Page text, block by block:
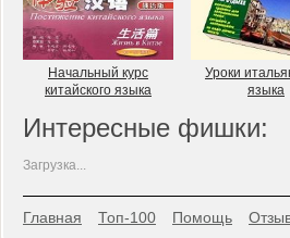
Начальный курс
китайского языка
Уроки
языка
Интересные фишки:
Загрузка...
Главная Топ-100 Помощь